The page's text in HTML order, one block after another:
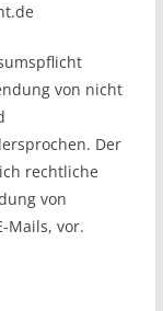
von nicht
Der
rechtliche
von
Mails, vor.